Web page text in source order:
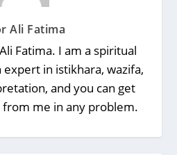
Ali Fatima
Fatima. I am a spiritual
in istikhara, wazifa,
and you can get
from me in any problem.